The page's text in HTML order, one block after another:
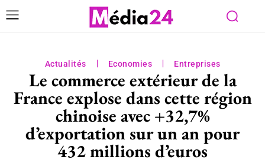
Actualités Economies Entreprises
Le commerce extérieur de la
France explose dans cette région
chinoise avec +32,7%
d’exportation sur un an pour
432 millions d’euros